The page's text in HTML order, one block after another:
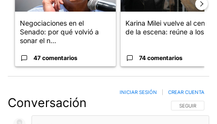
Negociaciones en el
Senado: por qué volvió a
sonar el n...
47 comentarios
Karina Milei vuelve al centro
de la escena: reúne a los...
74 comentarios
Conversación SIGA ESTA
SEGUIR
INICIAR SESIÓN CREAR CUENTA